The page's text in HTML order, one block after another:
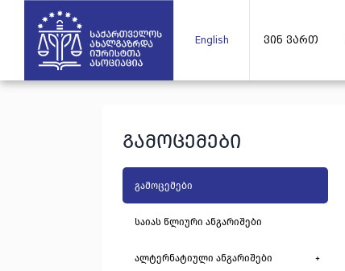
English ვინ ვართ
გამოცემები
გამოცემები
საიას წლიური ანგარიშები
ალტერნატიული ანგარიშები +